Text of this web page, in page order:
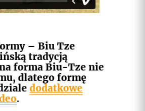
– Biu Tze
tradycją
forma Biu-Tze nie
dlatego formę
dodatkowe
.